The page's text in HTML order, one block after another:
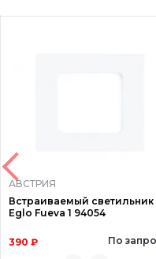
АВСТРИЯ
Встраиваемый светильник
Eglo Fueva 1 94054
390 ₽ По